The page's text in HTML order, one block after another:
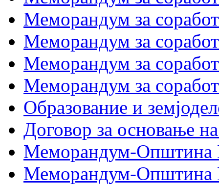
Меморандум за
Меморандум за
Меморандум за
Меморандум за
Образование и
Договор за основање
Меморандум-Општина
Меморандум-Општина